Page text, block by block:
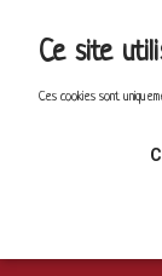
Ce site
Ces cookies sont